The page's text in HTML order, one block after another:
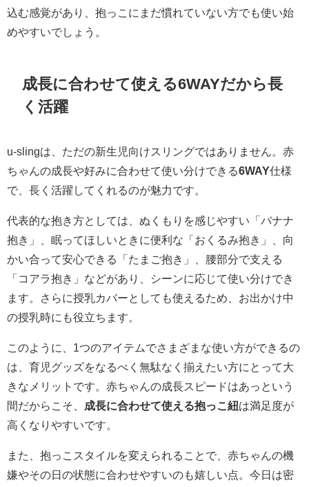
込む感覚があり、抱っこにまだ慣れていない方でも使い始
めやすいでしょう。
成長に合わせて使える6WAYだから長
く活躍
u-slingは、ただの新生児向けスリングではありません。赤
ちゃんの成長や好みに合わせて使い分けできる6WAY仕様
で、長く活躍してくれるのが魅力です。
代表的な抱き方としては、ぬくもりを感じやすい「バナナ
抱き」、眠ってほしいときに便利な「おくるみ抱き」、向
かい合って安心できる「たまご抱き」、腰部分で支える
「コアラ抱き」などがあり、シーンに応じて使い分けでき
ます。さらに授乳カバーとしても使えるため、お出かけ中
の授乳時にも役立ちます。
このように、1つのアイテムでさまざまな使い方ができるの
は、育児グッズをなるべく無駄なく揃えたい方にとって大
きなメリットです。赤ちゃんの成長スピードはあっという
間だからこそ、
成長に合わせて使える抱っこ紐は満足度が
高くなりやすいです。
また、抱っこスタイルを変えられることで、赤ちゃんの機
嫌やその日の状態に合わせやすいのも嬉しい点。今日は密